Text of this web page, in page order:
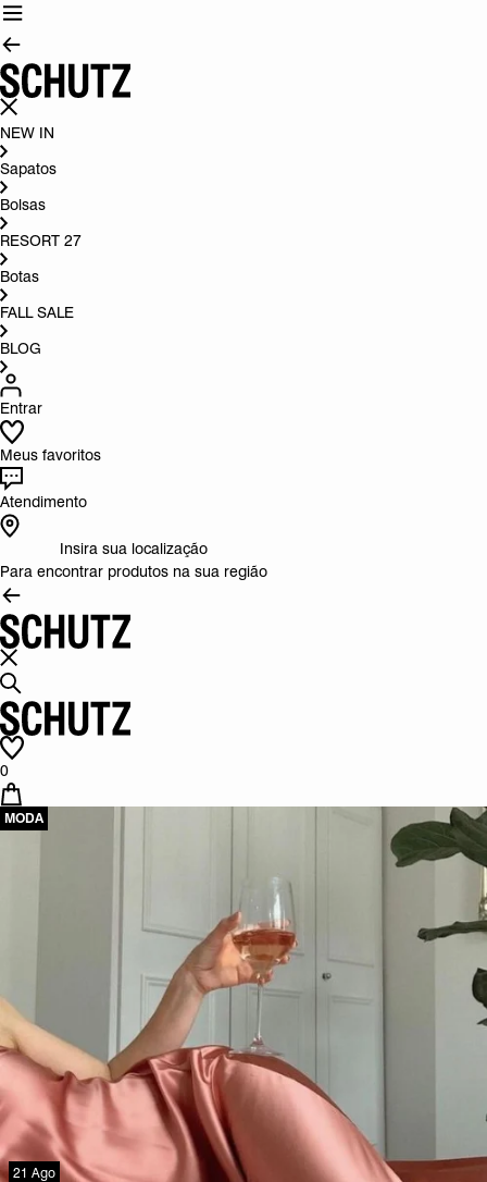
NEW IN
Sapatos
Bolsas
RESORT 27
Botas
FALL SALE
BLOG
Entrar
Meus favoritos
Atendimento
Insira sua localização
Para encontrar produtos na sua região
0
21 Ago
MODA